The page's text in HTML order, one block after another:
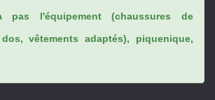
pas l'équipement (chaussures de
vêtements adaptés), piquenique,